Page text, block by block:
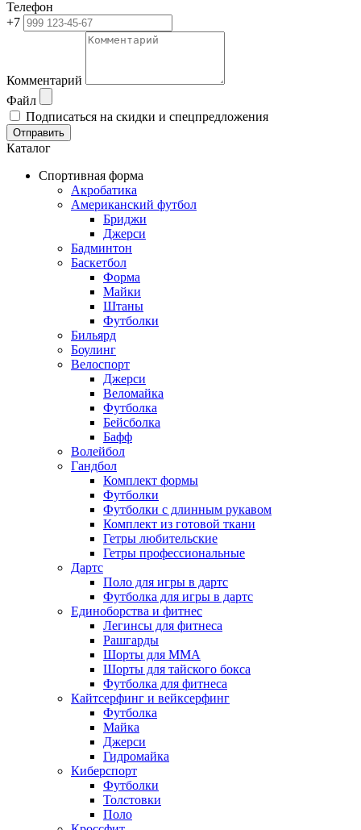
Телефон
+7
Комментарий
Файл
Подписаться на скидки и спецпредложения
Отправить
Каталог
Спортивная форма
Акробатика
Американский футбол
Бриджи
Джерси
Бадминтон
Баскетбол
Форма
Майки
Штаны
Футболки
Бильярд
Боулинг
Велоспорт
Джерси
Веломайка
Футболка
Бейсболка
Бафф
Волейбол
Гандбол
Комплект формы
Футболки
Футболки с длинным рукавом
Комплект из готовой ткани
Гетры любительские
Гетры профессиональные
Дартс
Поло для игры в дартс
Футболка для игры в дартс
Единоборства и фитнес
Легинсы для фитнеса
Рашгарды
Шорты для MMA
Шорты для тайского бокса
Футболка для фитнеса
Кайтсерфинг и вейксерфинг
Футболка
Майка
Джерси
Гидромайка
Киберспорт
Футболки
Толстовки
Поло